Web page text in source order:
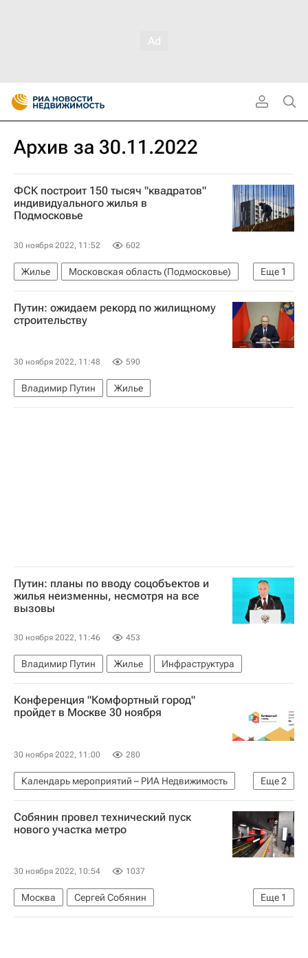
Архив за 30.11.2022
ФСК построит 150 тысяч "квадратов"
индивидуального жилья в
Подмосковье
30 ноября 2022, 11:52 602
Еще 1
Жилье
Московская область (Подмосковье)
ФСК (девелопер)
Путин: ожидаем рекорд по жилищному
строительству
30 ноября 2022, 11:48 590
Владимир Путин Жилье
Путин: планы по вводу соцобъектов и
жилья неизменны, несмотря на все
вызовы
30 ноября 2022, 11:46 453
Владимир Путин Жилье Инфраструктура
Конференция "Комфортный город"
пройдет в Москве 30 ноября
30 ноября 2022, 11:00 280
Еще2
Календарь мероприятий – РИА Недвижимость
Календарь мероприятий
Москва
Собянин провел технический пуск
нового участка метро
30 ноября 2022, 10:54 1037
Еще 1
Москва
Сергей Собянин
Строительство метро в Москве